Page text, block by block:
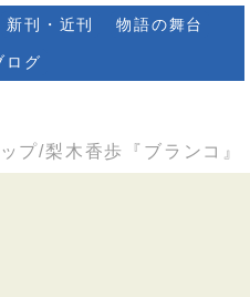
新刊・近刊 物語の舞台
ログ
プ/梨木香歩『ブランコ』